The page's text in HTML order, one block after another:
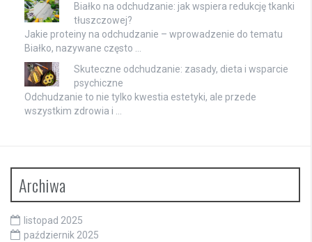
Białko na odchudzanie: jak wspiera redukcję tkanki
tłuszczowej?
Jakie proteiny na odchudzanie – wprowadzenie do tematu
Białko, nazywane często …
Skuteczne odchudzanie: zasady, dieta i wsparcie
psychiczne
Odchudzanie to nie tylko kwestia estetyki, ale przede
wszystkim zdrowia i …
Archiwa
listopad 2025
październik 2025